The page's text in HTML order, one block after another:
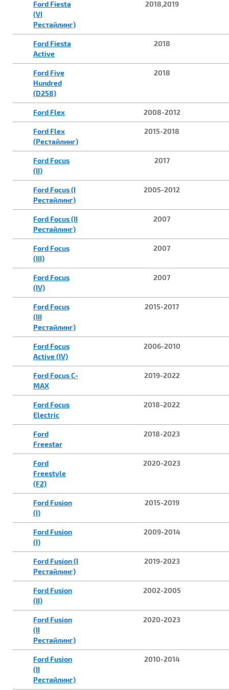
Ford Fiesta
(VI
Рестайлинг)
2018,2019
Ford Fiesta
Active
2018
Ford Five
Hundred
(D258)
2018
Ford Flex 2008-2012
Ford Flex
(Рестайлинг)
2015-2018
Ford Focus
(II)
2017
Ford Focus (I
Рестайлинг)
2005-2012
Ford Focus (II
Рестайлинг)
2007
Ford Focus
(III)
2007
Ford Focus
(IV)
2007
Ford Focus
(III
Рестайлинг)
2015-2017
Ford Focus
Active (IV)
2006-2010
Ford Focus C-
MAX
2019-2022
Ford Focus
Electric
2018-2022
Ford
Freestar
2018-2023
Ford
Freestyle
(F2)
2020-2023
Ford Fusion
(I)
2015-2019
Ford Fusion
(I)
2009-2014
Ford Fusion (I
Рестайлинг)
2019-2023
Ford Fusion
(II)
2002-2005
Ford Fusion
(II
Рестайлинг)
2020-2023
Ford Fusion
(II
Рестайлинг)
2010-2014